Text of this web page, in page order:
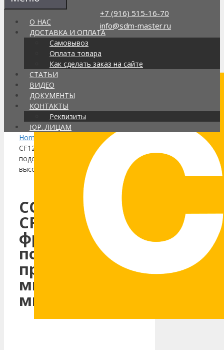
Перейти
содержимому
+7 (916) 515-16-70
info@sdm-master.ru
О НАС
ДОСТАВКА И ОПЛАТА
Самовывоз
Оплата товара
Как сделать заказ на сайте
СТАТЬИ
ВИДЕО
ДОКУМЕНТЫ
КОНТАКТЫ
Реквизиты
ЮР. ЛИЦАМ
товаров
Каталог
Home
/ COMPACFOAM
CF125 фрезерованный
подставочный профиль 1125 мм,
высота 45 мм
COMPACFOAM
CF125
фрезерованный
подставочный
профиль 1125
мм, высота 45
мм